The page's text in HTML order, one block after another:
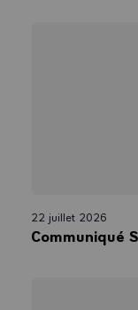
22 juillet 2026
Communiqué